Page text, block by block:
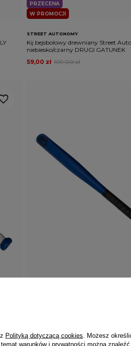
W PROMOCJI
PRZECENA
STREET AUTONOMY
Kij bejsbolowy drewniany Street
niebiesko/czarny DRUGI GATUNEK
109,00 zł
59,00 zł
LOGO niebiesko/czarny DRUGI
Polityką dotyczącą cookies . Możesz
warunków i prywatności można